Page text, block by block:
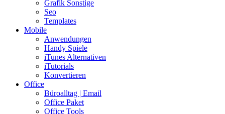
Grafik Sonstige
Seo
Templates
Mobile
Anwendungen
Handy Spiele
iTunes Alternativen
iTutorials
Konvertieren
Office
Büroalltag | Email
Office Paket
Office Tools